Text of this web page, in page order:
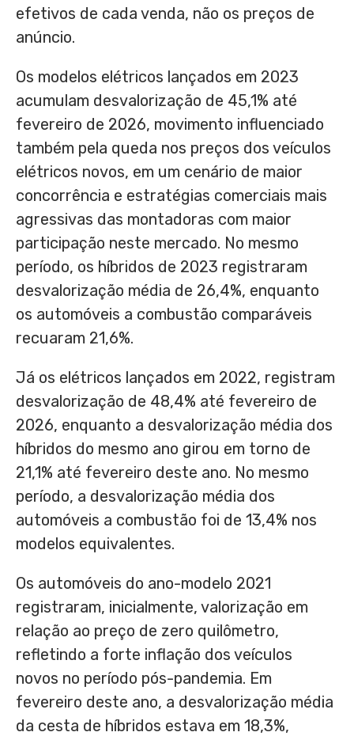
efetivos de cada venda, não os preços de
anúncio.
Os modelos elétricos lançados em 2023
acumulam desvalorização de 45,1% até
fevereiro de 2026, movimento influenciado
também pela queda nos preços dos veículos
elétricos novos, em um cenário de maior
concorrência e estratégias comerciais mais
agressivas das montadoras com maior
participação neste mercado. No mesmo
período, os híbridos de 2023 registraram
desvalorização média de 26,4%, enquanto
os automóveis a combustão comparáveis
recuaram 21,6%.
Já os elétricos lançados em 2022, registram
desvalorização de 48,4% até fevereiro de
2026, enquanto a desvalorização média dos
híbridos do mesmo ano girou em torno de
21,1% até fevereiro deste ano. No mesmo
período, a desvalorização média dos
automóveis a combustão foi de 13,4% nos
modelos equivalentes.
Os automóveis do ano-modelo 2021
registraram, inicialmente, valorização em
relação ao preço de zero quilômetro,
refletindo a forte inflação dos veículos
novos no período pós-pandemia. Em
fevereiro deste ano, a desvalorização média
da cesta de híbridos estava em 18,3%,